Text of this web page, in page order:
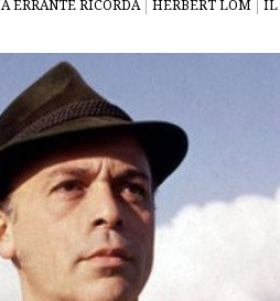
ERRANTE RICORDA HERBERT LOM IL